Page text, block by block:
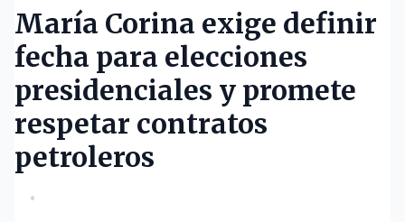
María Corina exige definir
fecha para elecciones
presidenciales y promete
respetar contratos
petroleros
•